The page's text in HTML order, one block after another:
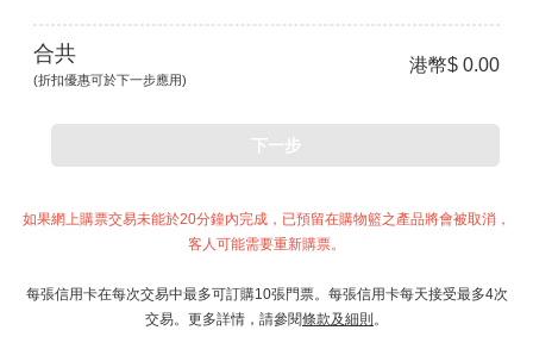
合共
(折扣優惠可於下一步應用)
港幣$ 0.00
下一步
如果網上購票交易未能於20分鐘內完成，已預留在購物籃之產品將會被取消，
客人可能需要重新購票。
每張信用卡在每次交易中最多可訂購10張門票。每張信用卡每天接受最多4次
交易。更多詳情，請參閱條款及細則 。